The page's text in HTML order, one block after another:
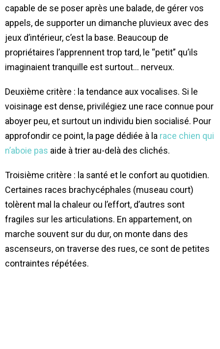
capable de se poser après une balade, de gérer vos
appels, de supporter un dimanche pluvieux avec des
jeux d’intérieur, c’est la base. Beaucoup de
propriétaires l’apprennent trop tard, le “petit” qu’ils
imaginaient tranquille est surtout… nerveux.
Deuxième critère : la tendance aux vocalises. Si le
voisinage est dense, privilégiez une race connue pour
aboyer peu, et surtout un individu bien socialisé. Pour
approfondir ce point, la page dédiée à la race chien qui
n’aboie pas aide à trier au-delà des clichés.
Troisième critère : la santé et le confort au quotidien.
Certaines races brachycéphales (museau court)
tolèrent mal la chaleur ou l’effort, d’autres sont
fragiles sur les articulations. En appartement, on
marche souvent sur du dur, on monte dans des
ascenseurs, on traverse des rues, ce sont de petites
contraintes répétées.